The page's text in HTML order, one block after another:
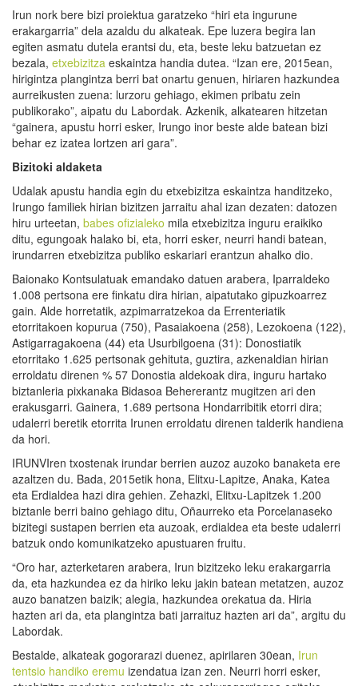
Irun nork bere bizi proiektua garatzeko “hiri eta ingurune
erakargarria” dela azaldu du alkateak. Epe luzera begira lan
egiten asmatu dutela erantsi du, eta, beste leku batzuetan ez
bezala, etxebizitza eskaintza handia dutea. “Izan ere, 2015ean,
hirigintza plangintza berri bat onartu genuen, hiriaren hazkundea
aurreikusten zuena: lurzoru gehiago, ekimen pribatu zein
publikorako”, aipatu du Labordak. Azkenik, alkatearen hitzetan
“gainera, apustu horri esker, Irungo inor beste alde batean bizi
behar ez izatea lortzen ari gara”.
Bizitoki aldaketa
Udalak apustu handia egin du etxebizitza eskaintza handitzeko,
Irungo familiek hirian bizitzen jarraitu ahal izan dezaten: datozen
hiru urteetan, babes ofizialeko mila etxebizitza inguru eraikiko
ditu, egungoak halako bi, eta, horri esker, neurri handi batean,
irundarren etxebizitza publiko eskariari erantzun ahalko dio.
Baionako Kontsulatuak emandako datuen arabera, Iparraldeko
1.008 pertsona ere finkatu dira hirian, aipatutako gipuzkoarrez
gain. Alde horretatik, azpimarratzekoa da Errenteriatik
etorritakoen kopurua (750), Pasaiakoena (258), Lezokoena (122),
Astigarragakoena (44) eta Usurbilgoena (31): Donostiatik
etorritako 1.625 pertsonak gehituta, guztira, azkenaldian hirian
erroldatu direnen % 57 Donostia aldekoak dira, inguru hartako
biztanleria pixkanaka Bidasoa Behererantz mugitzen ari den
erakusgarri. Gainera, 1.689 pertsona Hondarribitik etorri dira;
udalerri beretik etorrita Irunen erroldatu direnen talderik handiena
da hori.
IRUNVIren txostenak irundar berrien auzoz auzoko banaketa ere
azaltzen du. Bada, 2015etik hona, Elitxu-Lapitze, Anaka, Katea
eta Erdialdea hazi dira gehien. Zehazki, Elitxu-Lapitzek 1.200
biztanle berri baino gehiago ditu, Oñaurreko eta Porcelanaseko
bizitegi sustapen berrien eta auzoak, erdialdea eta beste udalerri
batzuk ondo komunikatzeko apustuaren fruitu.
“Oro har, azterketaren arabera, Irun bizitzeko leku erakargarria
da, eta hazkundea ez da hiriko leku jakin batean metatzen, auzoz
auzo banatzen baizik; alegia, hazkundea orekatua da. Hiria
hazten ari da, eta plangintza bati jarraituz hazten ari da”, argitu du
Labordak.
Bestalde, alkateak gogorarazi duenez, apirilaren 30ean, Irun
tentsio handiko eremu izendatua izan zen. Neurri horri esker,